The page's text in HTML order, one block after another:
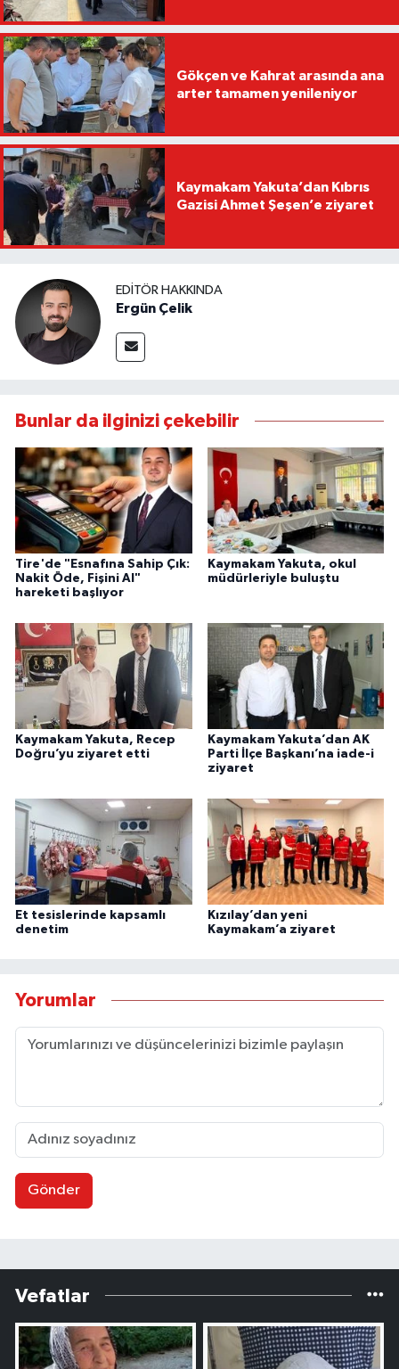
Gökçen ve Kahrat arasında ana
arter tamamen yenileniyor
Kaymakam Yakuta’dan Kıbrıs
Gazisi Ahmet Şeşen’e ziyaret
EDITÖR HAKKINDA
Ergün Çelik
Bunlar da ilginizi çekebilir
Tire'de "Esnafına Sahip Çık:
Nakit Öde, Fişini Al"
hareketi başlıyor
Kaymakam Yakuta, okul
müdürleriyle buluştu
Kaymakam Yakuta, Recep
Doğru’yu ziyaret etti
Kaymakam Yakuta’dan AK
Parti İlçe Başkanı’na iade-i
ziyaret
Et tesislerinde kapsamlı
denetim
Kızılay’dan yeni
Kaymakam’a ziyaret
Yorumlar
Gönder
Vefatlar